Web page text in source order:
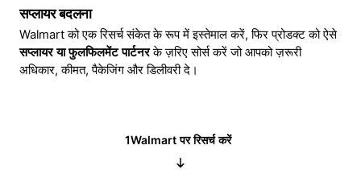
सप्लायर बदलना
Walmart को एक रिसर्च संकेत के रूप में इस्तेमाल करें, फिर प्रोडक्ट को ऐसे
सप्लायर या फुलफिलमेंट पार्टनरके ज़रिए सोर्स करें जो आपको ज़रूरी
अधिकार, कीमत, पैकेजिंग और डिलीवरी दे।
1Walmart पर रिसर्च करें